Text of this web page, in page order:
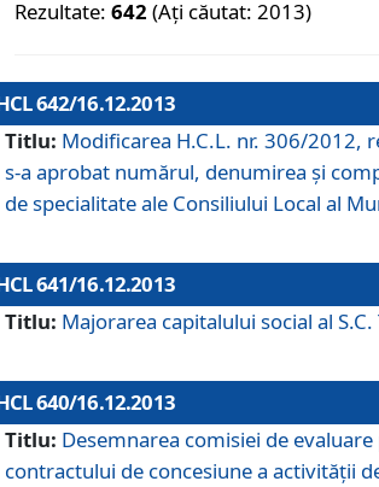
Rezultate: 642 (Ați căutat: 2013)
642/16.12.2013
Titlu: Modificarea H.C.L. nr. 306/2012,
s-a aprobat numărul, denumirea şi
de specialitate ale Consiliului Local al
641/16.12.2013
Titlu: Majorarea capitalului social al S.C.
640/16.12.2013
Titlu: Desemnarea comisiei de
contractului de concesiune a activităţii